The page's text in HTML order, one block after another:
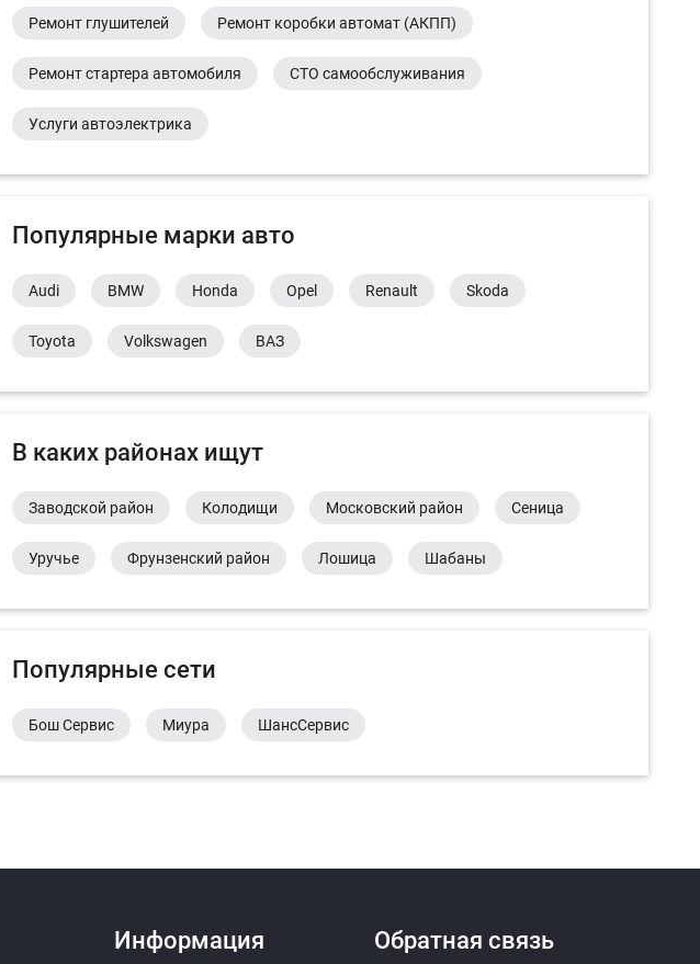
Ремонт глушителей Ремонт коробки автомат (АКПП)
Ремонт стартера автомобиля СТО самообслуживания
Услуги автоэлектрика
Популярные марки авто
Audi BMW Honda Opel Renault Skoda
Toyota Volkswagen ВАЗ
В каких районах ищут
Заводской район Колодищи Московский район Сеница
Уручье Фрунзенский район Лошица Шабаны
Популярные сети
Бош Сервис Миура ШансСервис
Информация Обратная связь